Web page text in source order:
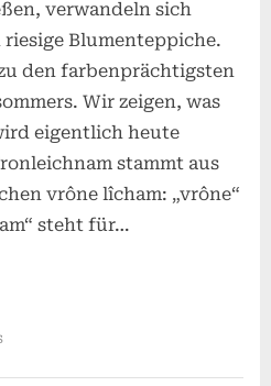
verwandeln sich
Blumenteppiche.
den farbenprächtigsten
Wir zeigen, was
eigentlich heute
stammt aus
vrône lîcham: „vrône“
steht für…